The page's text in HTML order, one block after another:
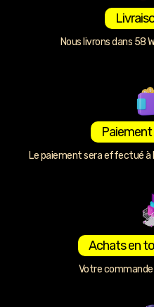
Nous livrons dans 58
Paiement
Le paiement sera effectué à
Achats en
Votre